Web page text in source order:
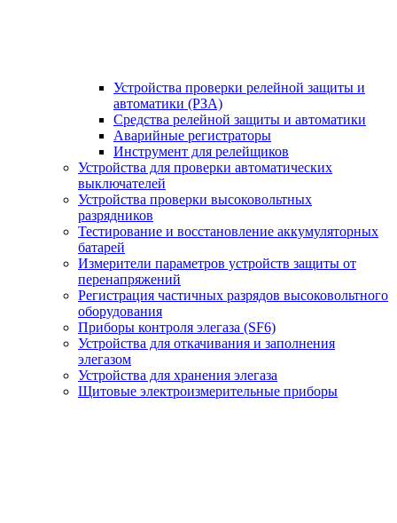
Устройства проверки релейной защиты и
автоматики (РЗА)
Средства релейной защиты и автоматики
Аварийные регистраторы
Инструмент для релейщиков
Устройства для проверки автоматических
выключателей
Устройства проверки высоковольтных
разрядников
Тестирование и восстановление аккумуляторных
батарей
Измерители параметров устройств защиты от
перенапряжений
Регистрация частичных разрядов высоковольтного
оборудования
Приборы контроля элегаза (SF6)
Устройства для откачивания и заполнения
элегазом
Устройства для хранения элегаза
Щитовые электроизмерительные приборы